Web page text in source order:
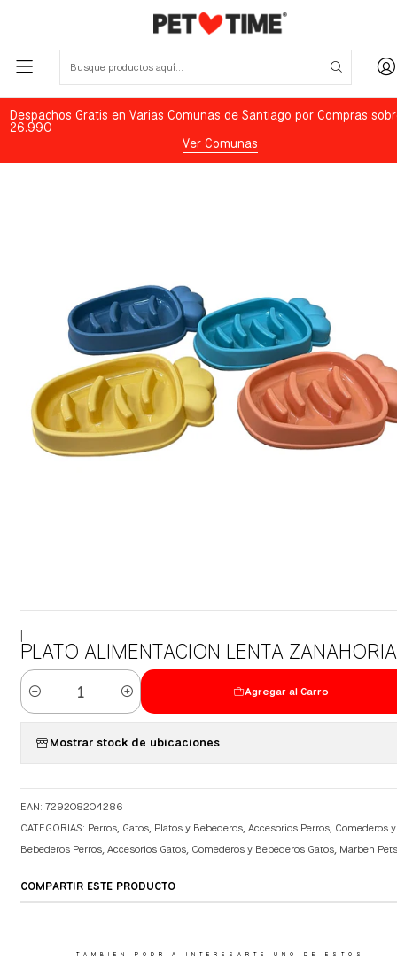
Despachos Gratis en Varias Comunas de Santiago por Compras
26.990
Ver Comunas
PLATO ALIMENTACION LENTA ZANAHORIA
Cantidad
Agregar al Carro
Mostrar stock de ubicaciones
EAN: 729208204286
CATEGORIAS: Perros, Gatos, Platos y Bebederos,Accesorios Perros, Comederos y
Bebederos Perros,Accesorios Gatos, Comederos y Bebederos Gatos, Marben Pets
COMPARTIR ESTE PRODUCTO
TAMBIEN PODRIA INTERESARTE UNO DE ESTOS